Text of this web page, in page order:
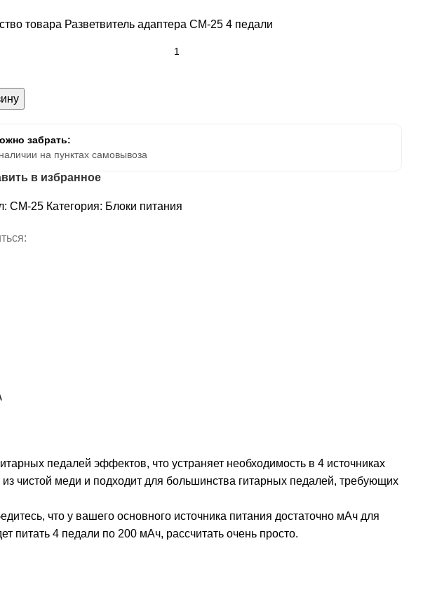
товара Разветвитель адаптера CM-25 4 педали
забрать:
на пунктах самовывоза
в избранное
CM-25 Категория: Блоки питания
педалей эффектов, что устраняет необходимость в 4 источниках
чистой меди и подходит для большинства гитарных педалей, требующих
что у вашего основного источника питания достаточно мАч для
питать 4 педали по 200 мАч, рассчитать очень просто.